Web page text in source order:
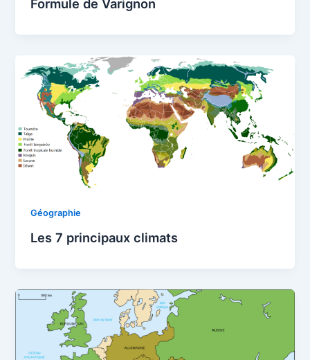
Formule de Varignon
Géographie
Les 7 principaux climats